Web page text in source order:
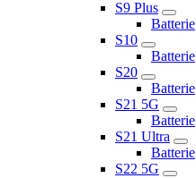
S9 Plus
Batterie
S10
Batterie
S20
Batterie
S21 5G
Batterie
S21 Ultra
Batterie
S22 5G